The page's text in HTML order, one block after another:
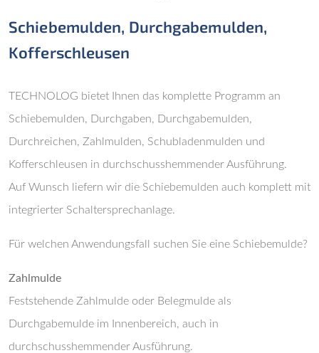
Schiebemulden, Durchgabemulden,
Kofferschleusen
TECHNOLOG bietet Ihnen das komplette Programm an
Schiebemulden, Durchgaben, Durchgabemulden,
Durchreichen, Zahlmulden, Schubladenmulden und
Kofferschleusen in durchschusshemmender Ausführung.
Auf Wunsch liefern wir die Schiebemulden auch komplett mit
integrierter Schaltersprechanlage.
Für welchen Anwendungsfall suchen Sie eine Schiebemulde?
Zahlmulde
Feststehende Zahlmulde oder Belegmulde als
Durchgabemulde im Innenbereich, auch in
durchschusshemmender Ausführung.